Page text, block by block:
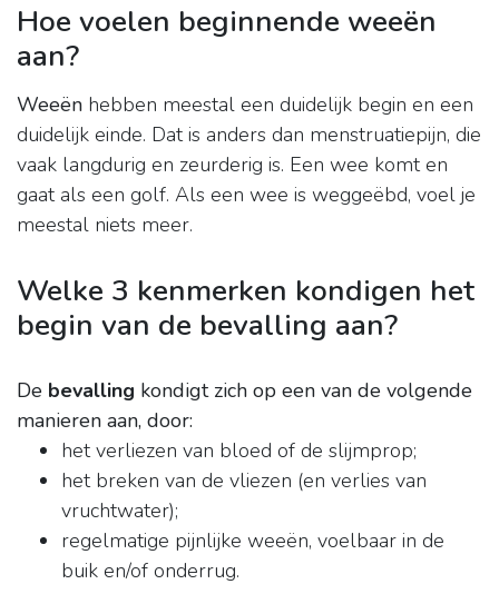
Hoe voelen beginnende weeën
aan?
Weeën hebben meestal een duidelijk begin en een
duidelijk einde. Dat is anders dan menstruatiepijn, die
vaak langdurig en zeurderig is. Een wee komt en
gaat als een golf. Als een wee is weggeëbd, voel je
meestal niets meer.
Welke 3 kenmerken kondigen het
begin van de bevalling aan?
De bevalling kondigt zich op een van de volgende
manieren aan, door:
het verliezen van bloed of de slijmprop;
het breken van de vliezen (en verlies van
vruchtwater);
regelmatige pijnlijke weeën, voelbaar in de
buik en/of onderrug.